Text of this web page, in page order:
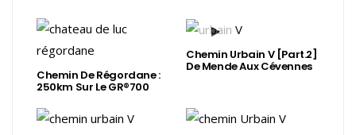
Chemin De Régordane :
250km Sur Le GR®700
Chemin Urbain V [Part.2]
De Mende Aux Cévennes